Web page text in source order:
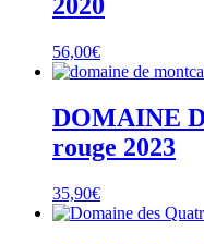
2020
56,00€
DOMAINE
rouge 2023
35,90€